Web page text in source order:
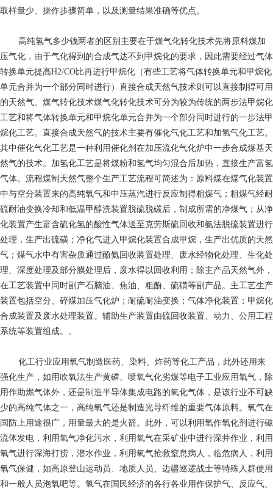
取样量少、操作步骤简单，以及测量结果准确等优点。
高纯氢气多少钱两者的区别主要在于煤气化转化技术先将原料煤加
压气化，由于气化得到的合成气达不到甲烷化的要求，因此需要经过气体
转换单元提高H2/CO比再进行甲烷化（有些工艺将气体转换单元和甲烷化
单元合并为一个部分同时进行）直接合成天然气技术则可以直接制得可用
的天然气。煤气转化技术煤气化转化技术可分为较为传统的两步法甲烷化
工艺和将气体转换单元和甲烷化单元合并为一个部分同时进行的一步法甲
烷化工艺。直接合成天然气的技术主要有催化气化工艺和加氢气化工艺。
其中催化气化工艺是一种利用催化剂在加压流化气化炉中一步合成煤基天
然气的技术。加氢化工艺是将煤粉和氢气均匀混合后加热，直接生产富氢
气体。流程煤制天然气整个生产工艺流程可简述为：原料煤在煤气化装置
中与空分装置来的高纯氧气和中压蒸汽进行反应制得粗煤气；粗煤气经耐
硫耐油变换冷却和低温甲醇洗装置脱硫脱碳后，制成所需的净煤气；从净
化装置产生富含硫化氢的酸性气体送至克劳斯硫回收和氨法脱硫装置进行
处理，生产出硫磺；净化气进入甲烷化装置合成甲烷，生产出优质的天然
气；煤气水中有害杂质通过酚氨回收装置处理、废水经物化处理、生化处
理、深度处理及部分膜处理后，废水得以回收利用；除主产品天然气外，
在工艺装置中同时副产石脑油、焦油、粗酚、硫磺等副产品。主工艺生产
装置包括空分、碎煤加压气化炉；耐硫耐油变换；气体净化装置；甲烷化
合成装置及废水处理装置。辅助生产装置由硫回收装置、动力、公用工程
系统等装置组成。。
化工行业应用氧气制造医药、染料、炸药等化工产品，此外还用来
强化生产，如用吹氧法生产黄磷、喷氧气化劣煤等电子工业应用氧气，除
用作助燃气体外，还是制造半导体集成电路的氧化气体，是该行业不可缺
少的高纯气体之一，高纯氧气还是制造光导纤维的重要气体原料。氧气在
国防上用途很广，用量最大的是火箭。此外，可以利用氧作氧化剂进行磁
流体发电，利用氧气净化污水，利用氧气在采矿业中进行深井作业，利用
氧气进行深海打捞，潜水作业，利用氧气抢救窒息病人，临危病人，利用
氧气保健，如高原登山运动员、地质人员、边疆巡逻战士等特殊人群使用
和一般人员泡氧吧等。氢气在国民经济的各行各业用作保护气、反应气、